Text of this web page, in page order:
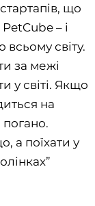
що
– і
всьому світу.
за межі
у світі. Якщо
на
погано.
а поїхати у